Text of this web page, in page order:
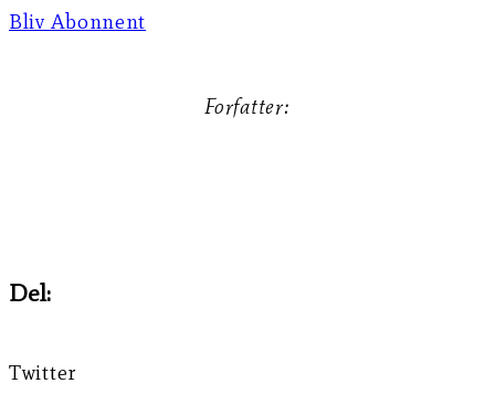
Bliv Abonnent
Forfatter:
Del:
Twitter